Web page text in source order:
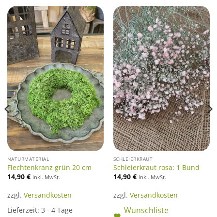
NATURMATERIAL
Flechtenkranz grün 20 cm
14,90 € inkl. MwSt.
zzgl. Versandkosten
Lieferzeit: 3 - 4 Tage
SCHLEIERKRAUT
Schleierkraut rosa: 1 Bund
14,90 € inkl. MwSt.
zzgl. Versandkosten
Wunschliste